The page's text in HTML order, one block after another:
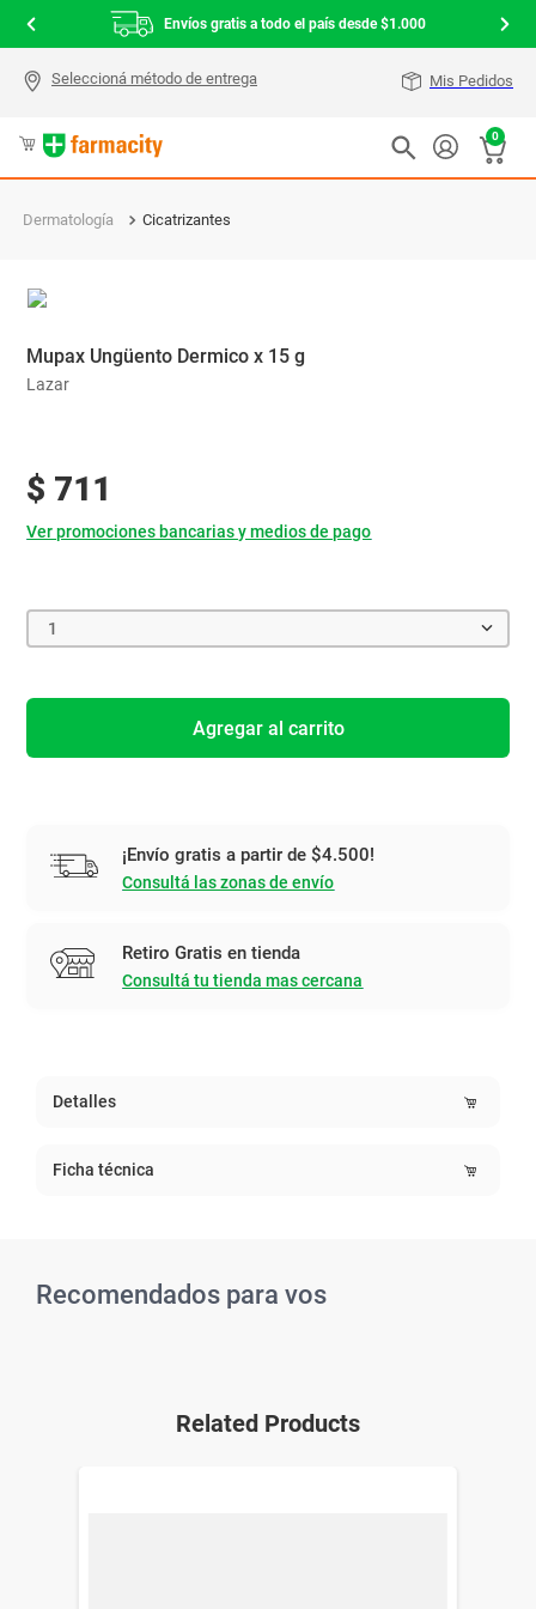
Envíos gratis a todo el país desde $1.000
Mis Pedidos
0
Dermatología Cicatrizantes
Mupax Ungüento Dermico x 15 g
Lazar
$ 711
Ver promociones bancarias y medios de pago
1
Agregar al carrito
¡Envío gratis a partir de $4.500!
Consultá las zonas de envío
Retiro Gratis en tienda
Consultá tu tienda mas cercana
Detalles
Ficha técnica
Recomendados para vos
Related Products